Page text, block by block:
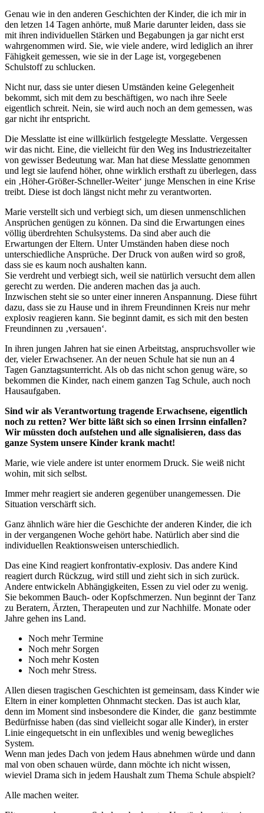
Genau wie in den anderen Geschichten der Kinder, die ich mir in
den letzen 14 Tagen anhörte, muß Marie darunter leiden, dass sie
mit ihren individuellen Stärken und Begabungen ja gar nicht erst
wahrgenommen wird. Sie, wie viele andere, wird lediglich an ihrer
Fähigkeit gemessen, wie sie in der Lage ist, vorgegebenen
Schulstoff zu schlucken.
Nicht nur, dass sie unter diesen Umständen keine Gelegenheit
bekommt, sich mit dem zu beschäftigen, wo nach ihre Seele
eigentlich schreit. Nein, sie wird auch noch an dem gemessen, was
gar nicht ihr entspricht.
Die Messlatte ist eine willkürlich festgelegte Messlatte. Vergessen
wir das nicht. Eine, die vielleicht für den Weg ins Industriezeitalter
von gewisser Bedeutung war. Man hat diese Messlatte genommen
und legt sie laufend höher, ohne wirklich ersthaft zu überlegen, dass
ein ‚Höher-Größer-Schneller-Weiter‘ junge Menschen in eine Krise
treibt. Diese ist doch längst nicht mehr zu verantworten.
Marie verstellt sich und verbiegt sich, um diesen unmenschlichen
Ansprüchen genügen zu können. Da sind die Erwartungen eines
völlig überdrehten Schulsystems. Da sind aber auch die
Erwartungen der Eltern. Unter Umständen haben diese noch
unterschiedliche Ansprüche. Der Druck von außen wird so groß,
dass sie es kaum noch aushalten kann.
Sie verdreht und verbiegt sich, weil sie natürlich versucht dem allen
gerecht zu werden. Die anderen machen das ja auch.
Inzwischen steht sie so unter einer inneren Anspannung. Diese führt
dazu, dass sie zu Hause und in ihrem Freundinnen Kreis nur mehr
explosiv reagieren kann. Sie beginnt damit, es sich mit den besten
Freundinnen zu ‚versauen‘.
In ihren jungen Jahren hat sie einen Arbeitstag, anspruchsvoller wie
der, vieler Erwachsener. An der neuen Schule hat sie nun an 4
Tagen Ganztagsunterricht. Als ob das nicht schon genug wäre, so
bekommen die Kinder, nach einem ganzen Tag Schule, auch noch
Hausaufgaben.
Sind wir als Verantwortung tragende Erwachsene, eigentlich
noch zu retten? Wer bitte läßt sich so einen Irrsinn einfallen?
Wir müssten doch aufstehen und alle signalisieren, dass das
ganze System unsere Kinder krank macht!
Marie, wie viele andere ist unter enormem Druck. Sie weiß nicht
wohin, mit sich selbst.
Immer mehr reagiert sie anderen gegenüber unangemessen. Die
Situation verschärft sich.
Ganz ähnlich wäre hier die Geschichte der anderen Kinder, die ich
in der vergangenen Woche gehört habe. Natürlich aber sind die
individuellen Reaktionsweisen unterschiedlich.
Das eine Kind reagiert konfrontativ-explosiv. Das andere Kind
reagiert durch Rückzug, wird still und zieht sich in sich zurück.
Andere entwickeln Abhängigkeiten, Essen zu viel oder zu wenig.
Sie bekommen Bauch- oder Kopfschmerzen. Nun beginnt der Tanz
zu Beratern, Ärzten, Therapeuten und zur Nachhilfe. Monate oder
Jahre gehen ins Land.
Noch mehr Termine
Noch mehr Sorgen
Noch mehr Kosten
Noch mehr Stress.
Allen diesen tragischen Geschichten ist gemeinsam, dass Kinder wie
Eltern in einer kompletten Ohnmacht stecken. Das ist auch klar,
denn im Moment sind insbesondere die Kinder, die ganz bestimmte
Bedürfnisse haben (das sind vielleicht sogar alle Kinder), in erster
Linie eingequetscht in ein unflexibles und wenig bewegliches
System.
Wenn man jedes Dach von jedem Haus abnehmen würde und dann
mal von oben schauen würde, dann möchte ich nicht wissen,
wieviel Drama sich in jedem Haushalt zum Thema Schule abspielt?
Alle machen weiter.